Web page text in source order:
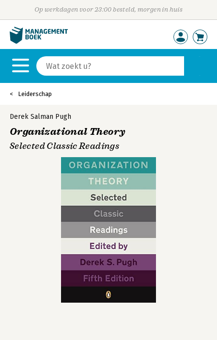
Op werkdagen voor 23:00 besteld, morgen in huis
Leiderschap
Derek Salman Pugh
Organizational Theory
Selected Classic Readings